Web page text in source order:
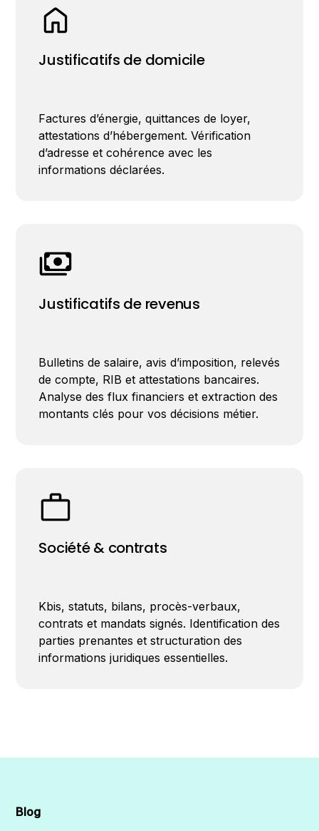
Justificatifs de domicile
Factures d’énergie, quittances de loyer,
attestations d’hébergement. Vérification
d’adresse et cohérence avec les
informations déclarées.
Justificatifs de revenus
Bulletins de salaire, avis d’imposition, relevés
de compte, RIB et attestations bancaires.
Analyse des flux financiers et extraction des
montants clés pour vos décisions métier.
Société & contrats
Kbis, statuts, bilans, procès-verbaux,
contrats et mandats signés. Identification des
parties prenantes et structuration des
informations juridiques essentielles.
Blog